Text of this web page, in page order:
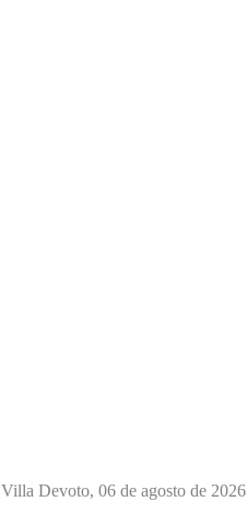
Villa Devoto, 06 de agosto de 2026